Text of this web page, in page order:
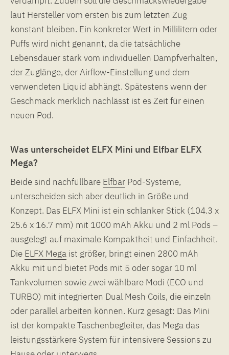
laut Hersteller vom ersten bis zum letzten Zug
konstant bleiben. Ein konkreter Wert in Millilitern oder
Puffs wird nicht genannt, da die tatsächliche
Lebensdauer stark vom individuellen Dampfverhalten,
der Zuglänge, der Airflow-Einstellung und dem
verwendeten Liquid abhängt. Spätestens wenn der
Geschmack merklich nachlässt ist es Zeit für einen
neuen Pod.
Was unterscheidet ELFX Mini und Elfbar ELFX
Mega?
Beide sind nachfüllbare Elfbar Pod-Systeme,
unterscheiden sich aber deutlich in Größe und
Konzept. Das ELFX Mini ist ein schlanker Stick (104.3 x
25.6 x 16.7 mm) mit 1000 mAh Akku und 2 ml Pods –
ausgelegt auf maximale Kompaktheit und Einfachheit.
Die ELFX Mega ist größer, bringt einen 2800 mAh
Akku mit und bietet Pods mit 5 oder sogar 10 ml
Tankvolumen sowie zwei wählbare Modi (ECO und
TURBO) mit integrierten Dual Mesh Coils, die einzeln
oder parallel arbeiten können. Kurz gesagt: Das Mini
ist der kompakte Taschenbegleiter, das Mega das
leistungsstärkere System für intensivere Sessions zu